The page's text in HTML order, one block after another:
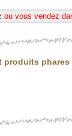
ou vous vendez
produits phares